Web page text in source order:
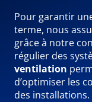
Pour garantir
terme, nous
grâce à notre
régulier des
ventilation
d’optimiser les
des installations.